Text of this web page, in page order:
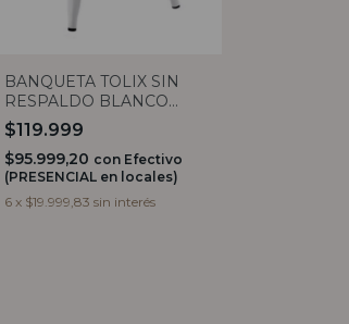
BANQUETA TOLIX SIN
RESPALDO BLANCO
MATE
$119.999
$95.999,20 con Efectivo
(PRESENCIAL en locales)
6 x $19.999,83 sin interés